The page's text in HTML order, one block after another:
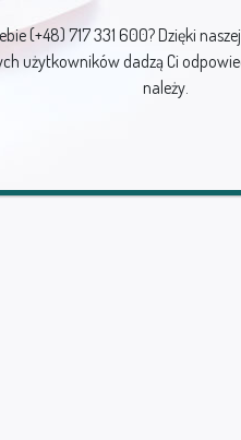
(+48) 717 331 600? Dzięki
użytkowników dadzą Ci
należy.